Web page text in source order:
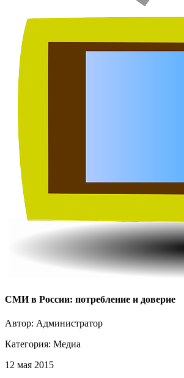
СМИ в России: потребление и доверие
Автор: Администратор
Категория: Медиа
12 мая 2015